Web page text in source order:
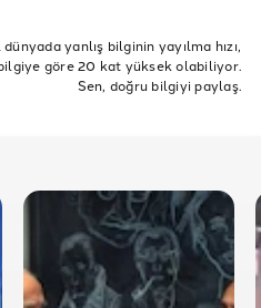
fetullahgülen
yanlış bilginin yayılma hızı,
göre 20 kat yüksek olabiliyor.
Sen, doğru bilgiyi paylaş.